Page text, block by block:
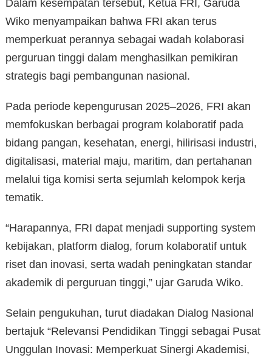
Dalam kesempatan tersebut, Ketua FRI, Garuda
Wiko menyampaikan bahwa FRI akan terus
memperkuat perannya sebagai wadah kolaborasi
perguruan tinggi dalam menghasilkan pemikiran
strategis bagi pembangunan nasional.
Pada periode kepengurusan 2025–2026, FRI akan
memfokuskan berbagai program kolaboratif pada
bidang pangan, kesehatan, energi, hilirisasi industri,
digitalisasi, material maju, maritim, dan pertahanan
melalui tiga komisi serta sejumlah kelompok kerja
tematik.
“Harapannya, FRI dapat menjadi supporting system
kebijakan, platform dialog, forum kolaboratif untuk
riset dan inovasi, serta wadah peningkatan standar
akademik di perguruan tinggi,” ujar Garuda Wiko.
Selain pengukuhan, turut diadakan Dialog Nasional
bertajuk “Relevansi Pendidikan Tinggi sebagai Pusat
Unggulan Inovasi: Memperkuat Sinergi Akademisi,